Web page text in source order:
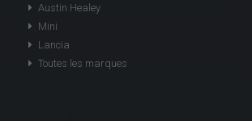
Austin Healey
Mini
Lancia
Toutes les marques